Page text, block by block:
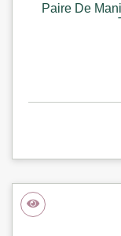
Paire De